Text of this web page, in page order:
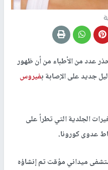
عدد من الأطباء من أن ظهور
جديد على الإصابة بفيروس
الجلدية التي تطرأ على
عدوى كورونا.
ميداني مؤقت تم إنشاؤه